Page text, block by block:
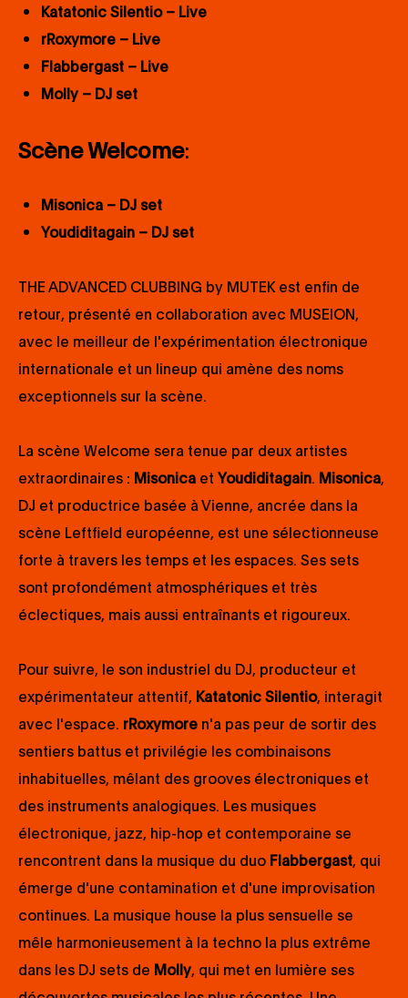
Katatonic Silentio – Live
rRoxymore – Live
Flabbergast – Live
Molly – DJ set
Scène Welcome:
Misonica – DJ set
Youdiditagain – DJ set
THE ADVANCED CLUBBING by MUTEK est enfin de
retour, présenté en collaboration avec MUSEION,
avec le meilleur de l'expérimentation électronique
internationale et un lineup qui amène des noms
exceptionnels sur la scène.
La scène Welcome sera tenue par deux artistes
extraordinaires : Misonica et Youdiditagain. Misonica,
DJ et productrice basée à Vienne, ancrée dans la
scène Leftfield européenne, est une sélectionneuse
forte à travers les temps et les espaces. Ses sets
sont profondément atmosphériques et très
éclectiques, mais aussi entraînants et rigoureux.
Pour suivre, le son industriel du DJ, producteur et
expérimentateur attentif, Katatonic Silentio, interagit
avec l'espace. rRoxymore n'a pas peur de sortir des
sentiers battus et privilégie les combinaisons
inhabituelles, mêlant des grooves électroniques et
des instruments analogiques. Les musiques
électronique, jazz, hip-hop et contemporaine se
rencontrent dans la musique du duo Flabbergast, qui
émerge d'une contamination et d'une improvisation
continues. La musique house la plus sensuelle se
mêle harmonieusement à la techno la plus extrême
dans les DJ sets de Molly, qui met en lumière ses